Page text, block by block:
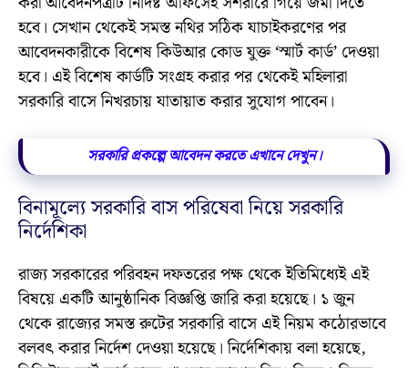
হবে। সেখান থেকেই সমস্ত নথির সঠিক যাচাইকরণের পর
আবেদনকারীকে বিশেষ কিউআর কোড যুক্ত ‘স্মার্ট কার্ড’ দেওয়া
হবে। এই বিশেষ কার্ডটি সংগ্রহ করার পর থেকেই মহিলারা
সরকারি বাসে নিখরচায় যাতায়াত করার সুযোগ পাবেন।
সরকারি প্রকল্পে আবেদন করতে এখানে দেখুন।
বিনামূল্যে সরকারি বাস পরিষেবা নিয়ে সরকারি
নির্দেশিকা
রাজ্য সরকারের পরিবহন দফতরের পক্ষ থেকে ইতিমিধ্যেই এই
বিষয়ে একটি আনুষ্ঠানিক বিজ্ঞপ্তি জারি করা হয়েছে। ১ জুন
থেকে রাজ্যের সমস্ত রুটের সরকারি বাসে এই নিয়ম কঠোরভাবে
বলবৎ করার নির্দেশ দেওয়া হয়েছে। নির্দেশিকায় বলা হয়েছে,